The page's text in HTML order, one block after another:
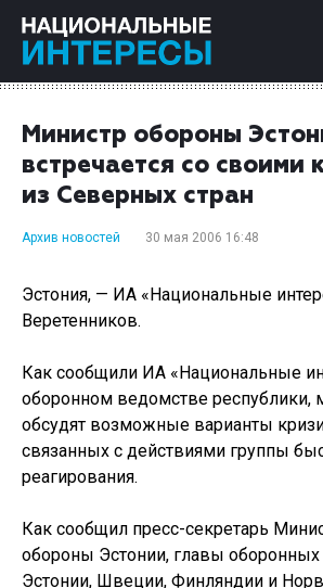
Министр обороны
встречается со своими
из Северных стран
Архив новостей 30 мая 2006 16:48
Эстония, — ИА «Национальные
Веретенников.
Как сообщили ИА «Национальные
оборонном ведомстве республики,
обсудят возможные варианты
связанных с действиями группы
реагирования.
Как сообщил пресс-секретарь
обороны Эстонии, главы
Эстонии, Швеции, Финляндии и